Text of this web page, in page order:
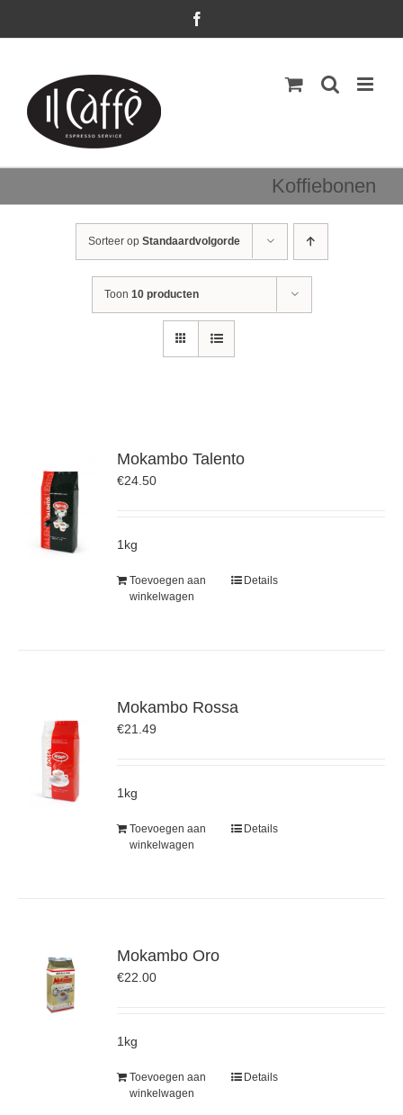
Koffiebonen
Sorteer op Standaardvolgorde
Toon 10 producten
Mokambo Talento
€24.50
1kg
Toevoegen aan
winkelwagen
Details
Mokambo Rossa
€21.49
1kg
Toevoegen aan
winkelwagen
Details
Mokambo Oro
€22.00
1kg
Toevoegen aan
winkelwagen
Details